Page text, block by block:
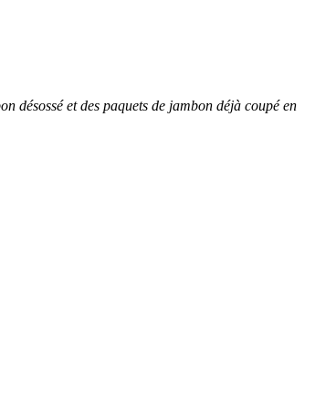
désossé et des paquets de jambon déjà coupé en